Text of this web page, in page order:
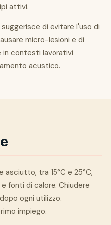
attivi.
di evitare l'uso di
micro-lesioni e di
in contesti lavorativi
acustico.
asciutto, tra 15°C e 25°C,
fonti di calore. Chiudere
ogni utilizzo.
impiego.